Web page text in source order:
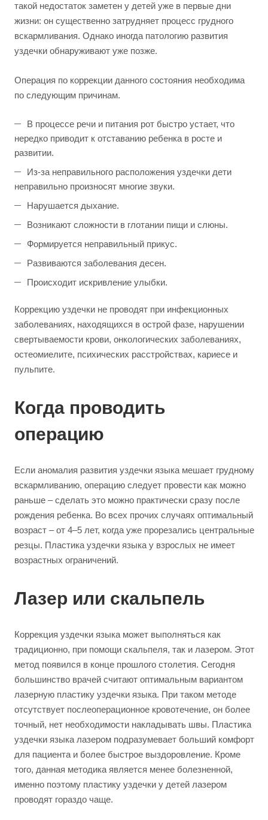
такой недостаток заметен у детей уже в первые дни
жизни: он существенно затрудняет процесс грудного
вскармливания. Однако иногда патологию развития
уздечки обнаруживают уже позже.
Операция по коррекции данного состояния необходима
по следующим причинам.
В процессе речи и питания рот быстро устает, что
нередко приводит к отставанию ребенка в росте и
развитии.
Из-за неправильного расположения уздечки дети
неправильно произносят многие звуки.
Нарушается дыхание.
Возникают сложности в глотании пищи и слюны.
Формируется неправильный прикус.
Развиваются заболевания десен.
Происходит искривление улыбки.
Коррекцию уздечки не проводят при инфекционных
заболеваниях, находящихся в острой фазе, нарушении
свертываемости крови, онкологических заболеваниях,
остеомиелите, психических расстройствах, кариесе и
пульпите.
Когда проводить
операцию
Если аномалия развития уздечки языка мешает грудному
вскармливанию, операцию следует провести как можно
раньше – сделать это можно практически сразу после
рождения ребенка. Во всех прочих случаях оптимальный
возраст – от 4–5 лет, когда уже прорезались центральные
резцы. Пластика уздечки языка у взрослых не имеет
возрастных ограничений.
Лазер или скальпель
Коррекция уздечки языка может выполняться как
традиционно, при помощи скальпеля, так и лазером. Этот
метод появился в конце прошлого столетия. Сегодня
большинство врачей считают оптимальным вариантом
лазерную пластику уздечки языка. При таком методе
отсутствует послеоперационное кровотечение, он более
точный, нет необходимости накладывать швы. Пластика
уздечки языка лазером подразумевает больший комфорт
для пациента и более быстрое выздоровление. Кроме
того, данная методика является менее болезненной,
именно поэтому пластику уздечки у детей лазером
проводят гораздо чаще.